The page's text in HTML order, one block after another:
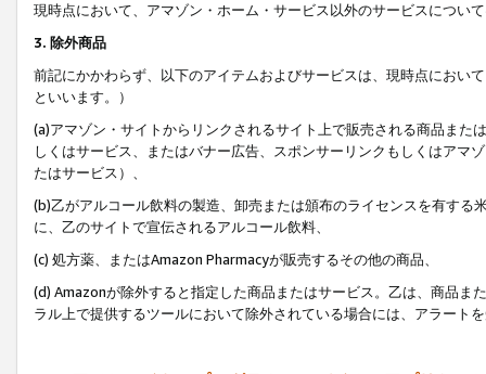
現時点において、アマゾン・ホーム・サービス以外のサービスについ
3. 除外商品
前記にかかわらず、以下のアイテムおよびサービスは、現時点におい
といいます。）
(a)アマゾン・サイトからリンクされるサイト上で販売される商品ま
しくはサービス、またはバナー広告、スポンサーリンクもしくはアマ
たはサービス）、
(b)乙がアルコール飲料の製造、卸売または頒布のライセンスを有す
に、乙のサイトで宣伝されるアルコール飲料、
(c) 処方薬、またはAmazon Pharmacyが販売するその他の商品、
(d) Amazonが除外すると指定した商品またはサービス。乙は、商品ま
ラル上で提供するツールにおいて除外されている場合には、アラート